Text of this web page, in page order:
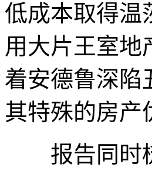
低成本取得温
用大片王室地
着安德鲁深陷
其特殊的房产
报告同时梳